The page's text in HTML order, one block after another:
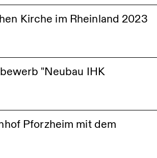
Kirche im Rheinland 2023
"Neubau IHK
Pforzheim mit dem